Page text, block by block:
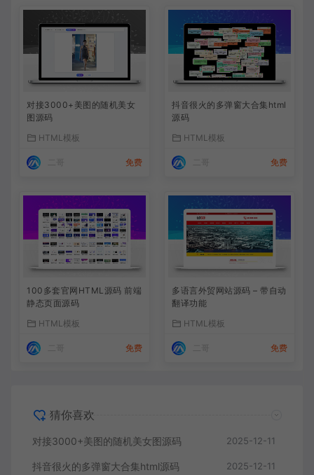
对接3000+美图的随机美女
图源码
HTML模板
免费
抖音很火的多弹窗大合集html
源码
HTML模板
免费
100多套官网HTML源码 前端
静态页面源码
HTML模板
免费
多语言外贸网站源码 – 带自动
翻译功能
HTML模板
免费
猜你喜欢
对接3000+美图的随机美女图源码 2025-12-11
抖音很火的多弹窗大合集html源码 2025-12-11